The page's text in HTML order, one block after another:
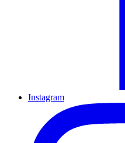
Instagram